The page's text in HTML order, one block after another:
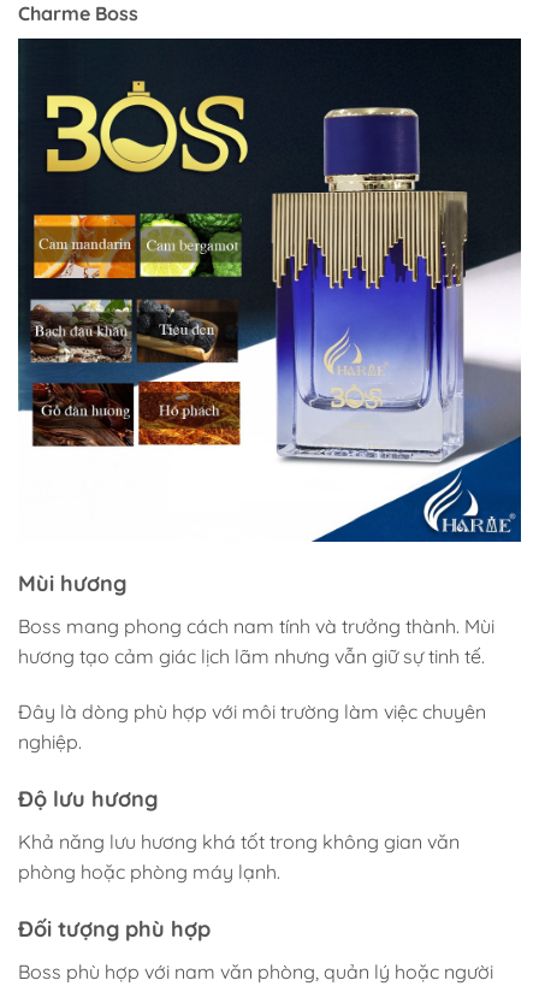
Charme Boss
Mùi hương
Boss mang phong cách nam tính và trưởng thành. Mùi
hương tạo cảm giác lịch lãm nhưng vẫn giữ sự tinh tế.
Đây là dòng phù hợp với môi trường làm việc chuyên
nghiệp.
Độ lưu hương
Khả năng lưu hương khá tốt trong không gian văn
phòng hoặc phòng máy lạnh.
Đối tượng phù hợp
Boss phù hợp với nam văn phòng, quản lý hoặc người